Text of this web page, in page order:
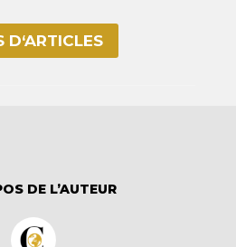
D‘ARTICLES
DE L’AUTEUR